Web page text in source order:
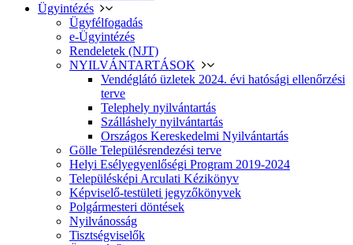
Ügyintézés
Ügyfélfogadás
e-Ügyintézés
Rendeletek (NJT)
NYILVÁNTARTÁSOK
Vendéglátó üzletek 2024. évi hatósági ellenőrzési
terve
Telephely nyilvántartás
Szálláshely nyilvántartás
Országos Kereskedelmi Nyilvántartás
Gölle Településrendezési terve
Helyi Esélyegyenlőségi Program 2019-2024
Településképi Arculati Kézikönyv
Képviselő-testületi jegyzőkönyvek
Polgármesteri döntések
Nyilvánosság
Tisztségviselők